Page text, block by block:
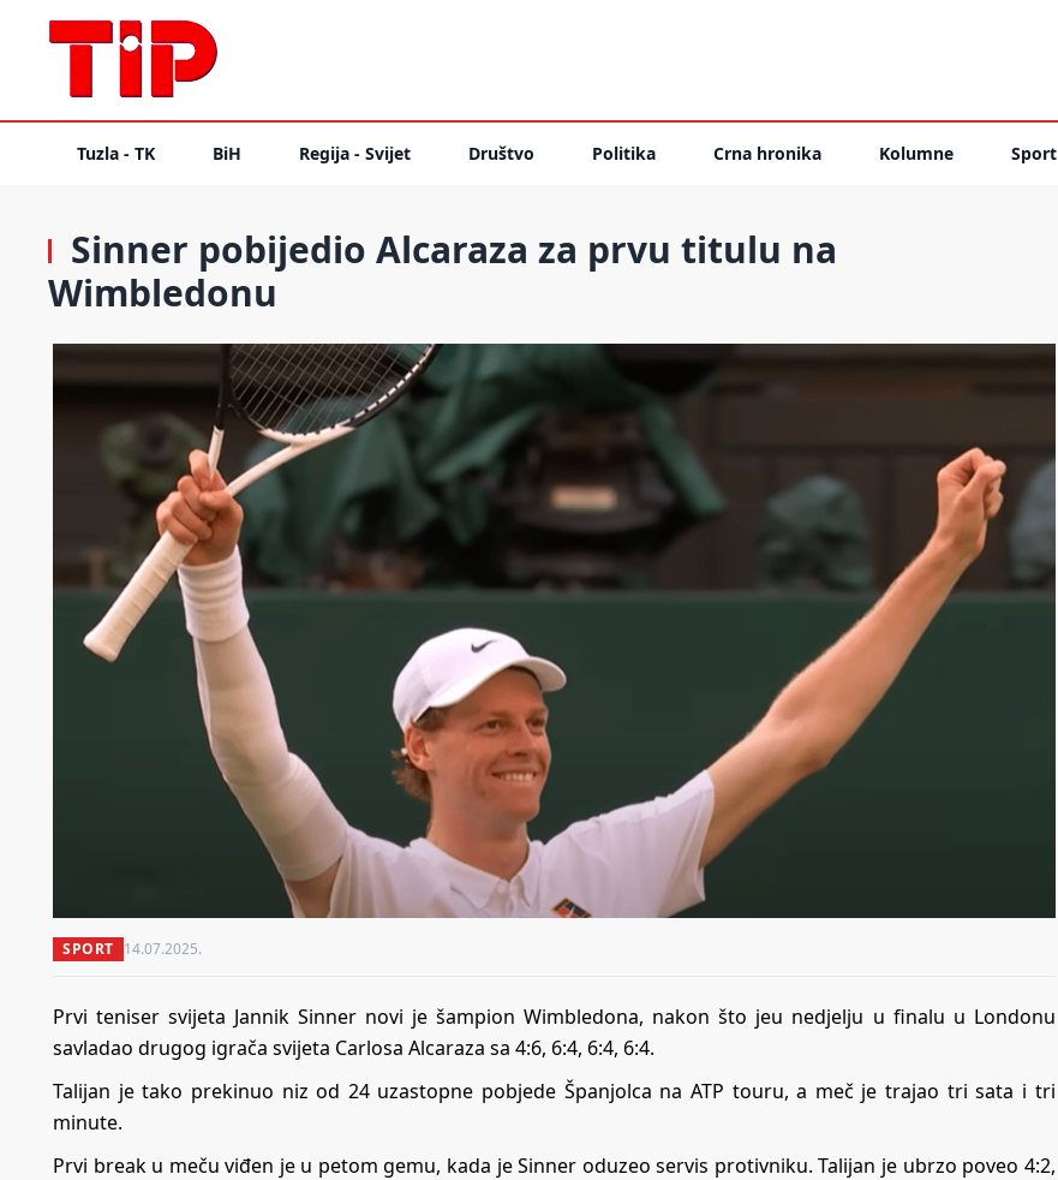
Tuzla - TK BiH Regija - Svijet Društvo Politika Crna hronika Kolumne Sport
Sinner pobijedio Alcaraza za prvu titulu na
Wimbledonu
SPORT 14.07.2025.
Prvi teniser svijeta Jannik Sinner novi je šampion Wimbledona, nakon što jeu nedjelju u finalu u Londonu
savladao drugog igrača svijeta Carlosa Alcaraza sa 4:6, 6:4, 6:4, 6:4.
Talijan je tako prekinuo niz od 24 uzastopne pobjede Španjolca na ATP touru, a meč je trajao tri sata i tri
minute.
Prvi break u meču viđen je u petom gemu, kada je Sinner oduzeo servis protivniku. Talijan je ubrzo poveo 4:2,